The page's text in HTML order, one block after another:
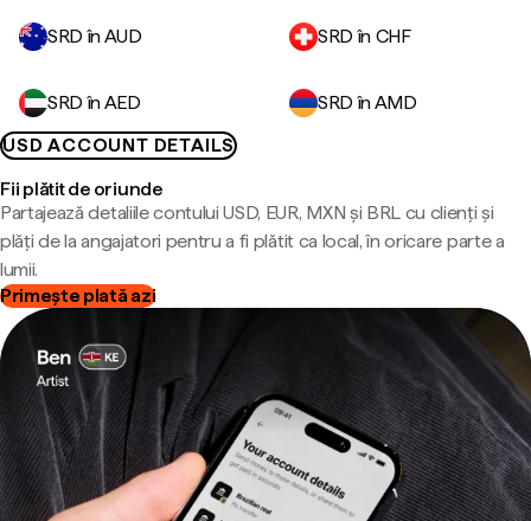
SRD în AUD SRD în CHF
SRD în AED
SRD în AMD
USD ACCOUNT DETAILS
Fii plătit de oriunde
Partajează detaliile contului USD, EUR, MXN și BRL cu clienți și
plăți de la angajatori pentru a fi plătit ca local, în oricare parte a
lumii.
Primește plată azi